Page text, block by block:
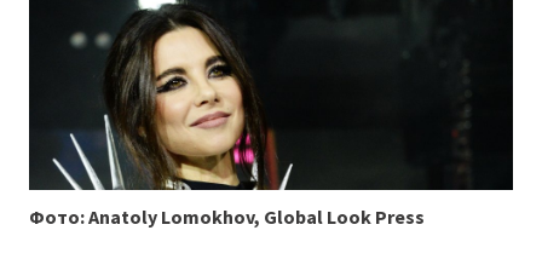
Фото: Anatoly Lomokhov, Global Look Press